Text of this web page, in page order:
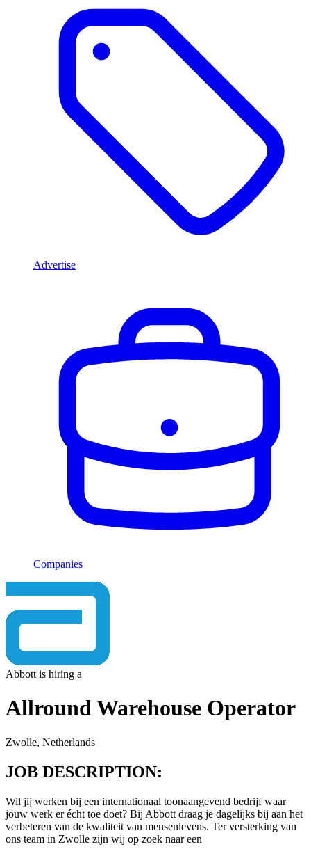
Advertise
Companies
Abbott is hiring a
Allround Warehouse Operator
Zwolle, Netherlands
JOB DESCRIPTION:
Wil jij werken bij een internationaal toonaangevend bedrijf waar
jouw werk er écht toe doet? Bij Abbott draag je dagelijks bij aan het
verbeteren van de kwaliteit van mensenlevens. Ter versterking van
ons team in Zwolle zijn wij op zoek naar een